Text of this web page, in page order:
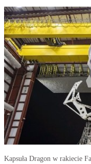
Kapsuła Dragon w rakiecie